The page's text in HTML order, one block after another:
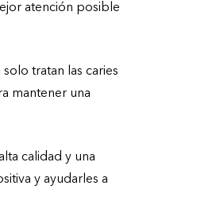
atención posible
tratan las caries
mantener una
calidad y una
y ayudarles a